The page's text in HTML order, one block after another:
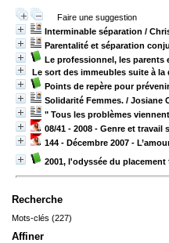
Faire une suggestion
Interminable séparation /
Parentalité et séparation
Le professionnel, les parents
Le sort des immeubles suite à
Points de repère pour
Solidarité Femmes. / Josiane
" Tous les problèmes
08/41 - 2008 - Genre et travail
144 - Décembre 2007 -
2001, l'odyssée du
Recherche
Mots-clés (227)
Affiner